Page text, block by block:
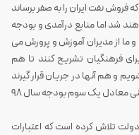
فروش نفت ایران را به صفر برساند
شد اما منابع درآمدی و بودجه
ما از مدیران آموزش و پرورش می
فرهنگیان تشریح کنند تا هم
و هم آنها در جریان قرار گیرند
که درآمدهای کشور 150 هزار میلیارد تومان یعنی معادل یک سوم بودجه سال 98
تلاش کرده است که اعتبارات